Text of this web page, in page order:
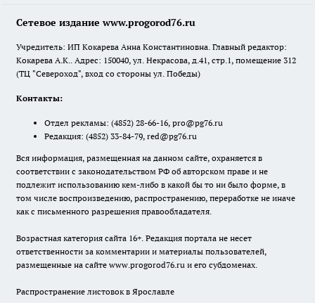
Сетевое издание www.progorod76.ru
Учредитель: ИП Кокарева Анна Константиновна. Главный редактор:
Кокарева А.К.. Адрес: 150040, ул. Некрасова, д.41, стр.1, помещение 312
(ТЦ "Североход", вход со стороны ул. Победы)
Контакты:
Отдел рекламы: (4852) 28-66-16, pro@pg76.ru
Редакция: (4852) 33-84-79, red@pg76.ru
Вся информация, размещенная на данном сайте, охраняется в
соответствии с законодательством РФ об авторском праве и не
подлежит использованию кем-либо в какой бы то ни было форме, в
том числе воспроизведению, распространению, переработке не иначе
как с письменного разрешения правообладателя.
Возрастная категория сайта 16+. Редакция портала не несет
ответственности за комментарии и материалы пользователей,
размещенные на сайте www.progorod76.ru и его субдоменах.
Распространение листовок в Ярославле